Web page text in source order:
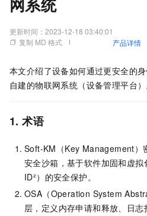
网系统
更新时间： 2023-12-18 03:40:01
复制 MD 格式
产品详情
本文介绍了设备如何通过更安全的
自建的物联网系统（设备管理平台）
1. 术语
Soft-KM（Key Management）
安全沙箱，基于软件加固和虚
ID²）的安全保护。
OSA（Operation System
层，定义内存申请和释放、日